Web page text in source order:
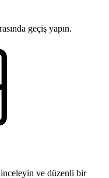
geçiş yapın.
ve düzenli bir